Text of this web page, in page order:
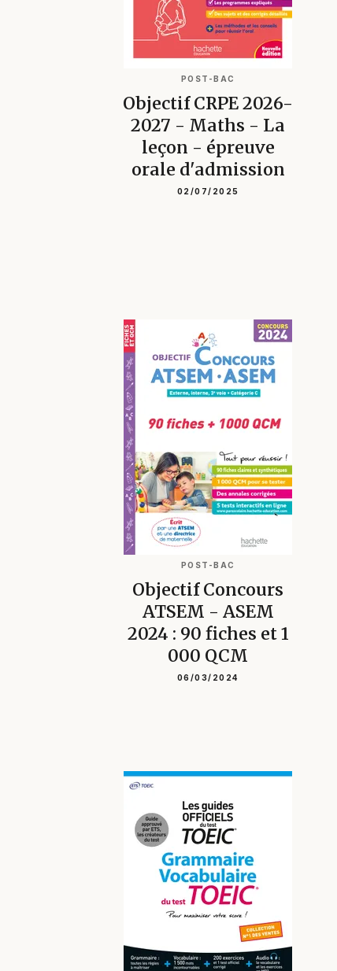
POST-BAC
Objectif CRPE 2026-
2027 - Maths - La
leçon - épreuve
orale d'admission
02/07/2025
POST-BAC
Objectif Concours
ATSEM - ASEM
2024 : 90 fiches et 1
000 QCM
06/03/2024